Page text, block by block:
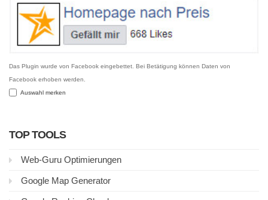
Das Plugin wurde von Facebook eingebettet. Bei Betätigung können Daten von
Facebook erhoben werden.
Auswahl merken
TOP TOOLS
Web-Guru Optimierungen
Google Map Generator